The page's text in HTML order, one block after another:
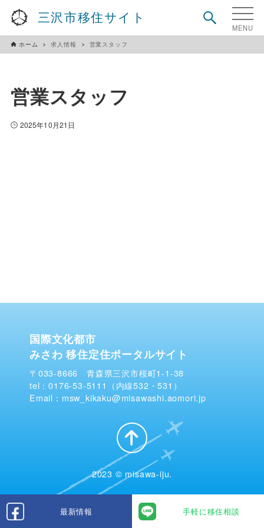
三沢市移住サイト
最新情報 手軽に移住相談
ホーム 求人情報 営業スタッフ
営業スタッフ
2025年10月21日
国際文化都市
みさわ 移住定住ポータルサイト
〒033-8666 青森県三沢市桜町1-1-38
tel：0176-53-5111（内線532・531）
Email：msw_kikaku@misawashi.aomori.jp
2023 © misawa-iju.